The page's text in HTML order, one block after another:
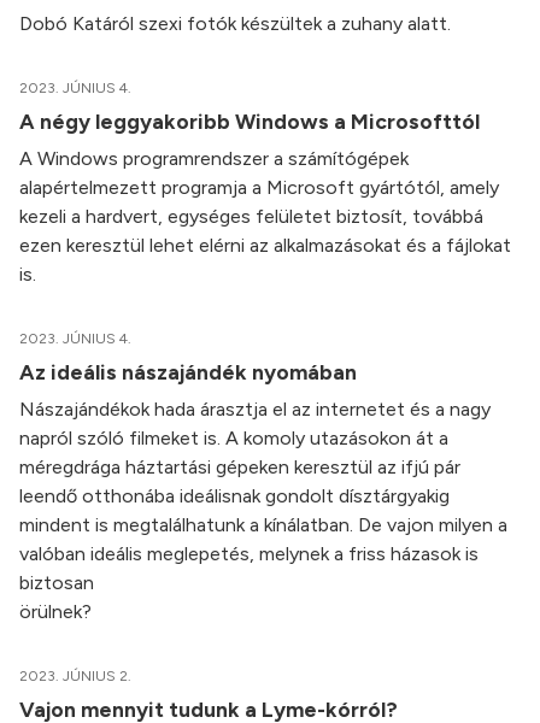
Dobó Katáról szexi fotók készültek a zuhany alatt.
2023. JÚNIUS 4.
A négy leggyakoribb Windows a Microsofttól
A Windows programrendszer a számítógépek
alapértelmezett programja a Microsoft gyártótól, amely
kezeli a hardvert, egységes felületet biztosít, továbbá
ezen keresztül lehet elérni az alkalmazásokat és a fájlokat
is.
2023. JÚNIUS 4.
Az ideális nászajándék nyomában
Nászajándékok hada árasztja el az internetet és a nagy
napról szóló filmeket is. A komoly utazásokon át a
méregdrága háztartási gépeken keresztül az ifjú pár
leendő otthonába ideálisnak gondolt dísztárgyakig
mindent is megtalálhatunk a kínálatban. De vajon milyen a
valóban ideális meglepetés, melynek a friss házasok is
biztosan
2023. JÚNIUS 2.
Vajon mennyit tudunk a Lyme-kórról?